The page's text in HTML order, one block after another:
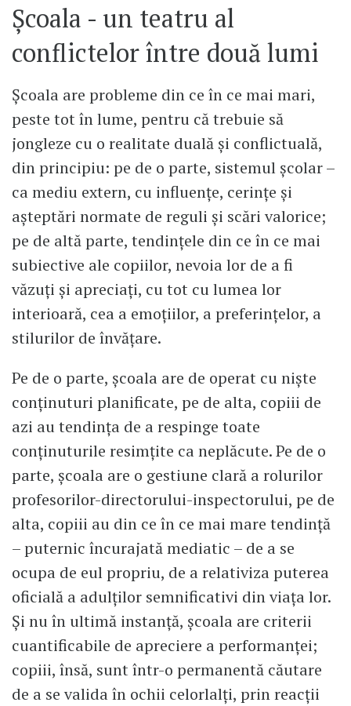
Școala - un teatru al
conflictelor între două lumi
Școala are probleme din ce în ce mai mari,
peste tot în lume, pentru că trebuie să
jongleze cu o realitate duală și conflictuală,
din principiu: pe de o parte, sistemul școlar –
ca mediu extern, cu influențe, cerințe și
așteptări normate de reguli și scări valorice;
pe de altă parte, tendințele din ce în ce mai
subiective ale copiilor, nevoia lor de a fi
văzuți și apreciați, cu tot cu lumea lor
interioară, cea a emoțiilor, a preferințelor, a
stilurilor de învățare.
Pe de o parte, școala are de operat cu niște
conținuturi planificate, pe de alta, copiii de
azi au tendința de a respinge toate
conținuturile resimțite ca neplăcute. Pe de o
parte, școala are o gestiune clară a rolurilor
profesorilor-directorului-inspectorului, pe de
alta, copiii au din ce în ce mai mare tendință
– puternic încurajată mediatic – de a se
ocupa de eul propriu, de a relativiza puterea
oficială a adulților semnificativi din viața lor.
Și nu în ultimă instanță, școala are criterii
cuantificabile de apreciere a performanței;
copiii, însă, sunt într-o permanentă căutare
de a se valida în ochii celorlalți, prin reacții